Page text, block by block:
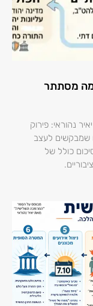
מסתתר
נהוראי: פירוק
שמבקשים לעצב
כולל של